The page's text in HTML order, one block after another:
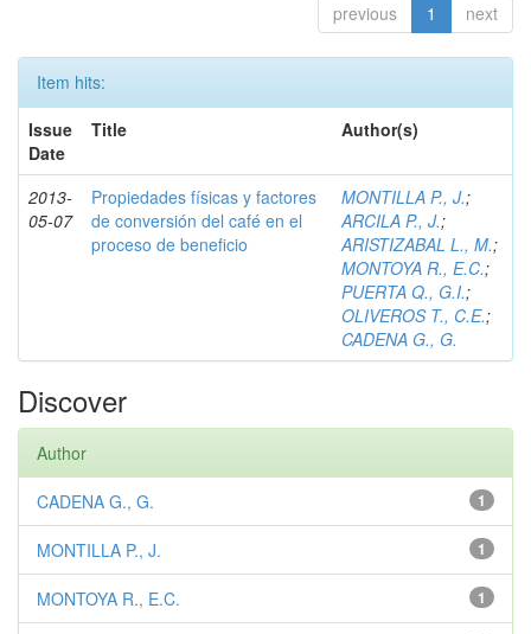
previous 1 next
Item hits:
Issue
Date
Title Author(s)
2013-
05-07
Propiedades físicas y factores
de conversión del café en el
proceso de beneficio
MONTILLA P., J.;
ARCILA P., J.;
ARISTIZABAL L., M.;
MONTOYA R., E.C.;
PUERTA Q., G.I.;
OLIVEROS T., C.E.;
CADENA G., G.
Discover
Author
1
CADENA G., G.
1
MONTILLA P., J.
1
MONTOYA R., E.C.